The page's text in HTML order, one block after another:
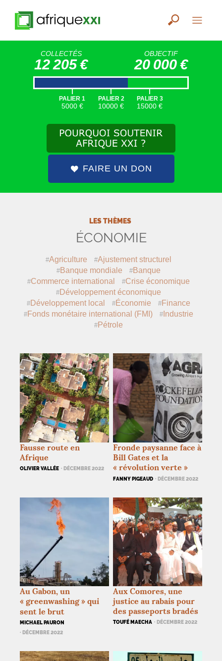
COLLECTÉS
12 205 €
OBJECTIF
20 000 €
|
PALIER 1
5000 €
|
PALIER 2
10000 €
|
PALIER 3
15000 €
FAIRE UN DON
LES THÈMES
ÉCONOMIE
Agriculture
Ajustement structurel
Banque mondiale
Banque
Commerce international
Crise économique
Développement économique
Développement local
Économie
Finance
Fonds monétaire international (FMI)
Industrie
Pétrole
Fausse route en
Afrique
OLIVIER VALLÉE · DÉCEMBRE 2022
Fronde paysanne face à
Bill Gates et la
« révolution verte »
FANNY PIGEAUD · DÉCEMBRE 2022
Au Gabon, un
« greenwashing » qui
sent le brut
MICHAEL PAURON
· DÉCEMBRE 2022
Aux Comores, une
justice au rabais pour
des passeports bradés
TOUFÉ MAECHA · DÉCEMBRE 2022